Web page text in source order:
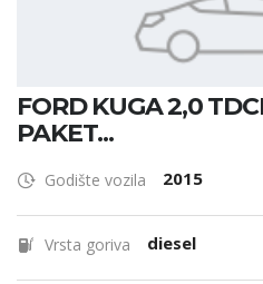
FORD KUGA 2,0
PAKET...
Godište vozila 2015
Vrsta goriva diesel